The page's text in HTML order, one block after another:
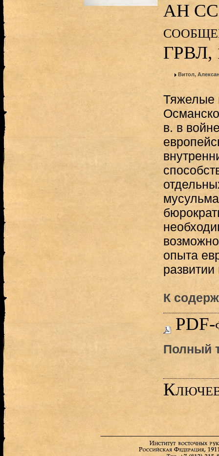
АН
ГРВЛ,
Витол,
Тяжелые
в. в
опыта
развитии
К
PDF-
Полный